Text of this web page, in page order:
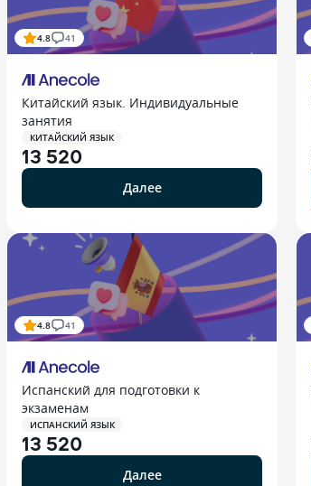
4.8 41
Китайский язык. Индивидуальные
занятия
КИТАЙСКИЙ ЯЗЫК
13 520
Далее
4.8 41
Испанский для подготовки к
экзаменам
ИСПАНСКИЙ ЯЗЫК
13 520
Далее